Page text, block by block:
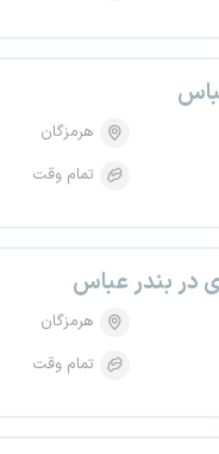
هرمزگان
تمام وقت
در بندر عباس
هرمزگان
تمام وقت